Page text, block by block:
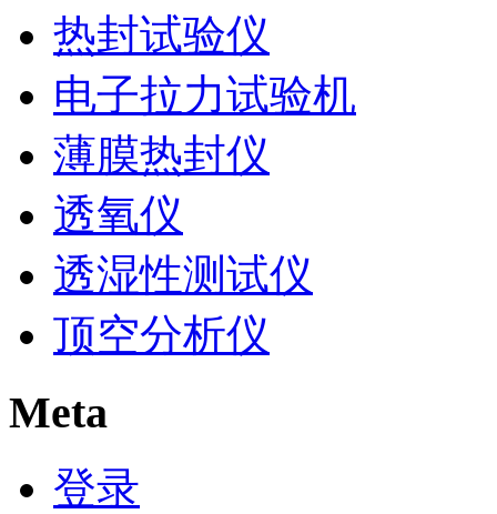
热封试验仪
电子拉力试验机
薄膜热封仪
透氧仪
透湿性测试仪
顶空分析仪
Meta
登录